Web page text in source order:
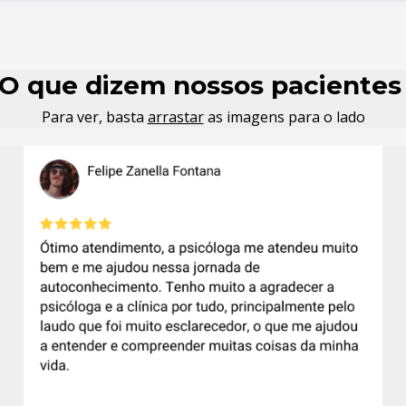
que dizem nossos
Para ver, basta arrastaras imagens para o lado